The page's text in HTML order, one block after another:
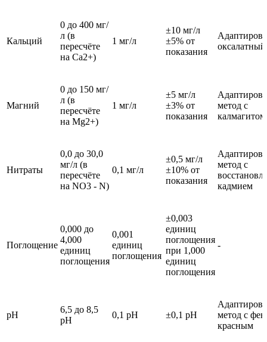
Кальций
0 до 400 мг/
л (в
пересчёте
на Ca2+)
1 мг/л
±10 мг/л
±5% от
показания
Магний
0 до 150 мг/
л (в
пересчёте
на Mg2+)
1 мг/л
±5 мг/л
±3% от
показания
метод с
калмагитом
Нитраты
0,0 до 30,0
мг/л (в
пересчёте
на NO3 - N)
0,1 мг/л
±0,5 мг/л
±10% от
показания
метод с
кадмием
Поглощение
0,000 до
4,000
единиц
поглощения
0,001
единиц
поглощения
±0,003
единиц
поглощения
при 1,000
единиц
поглощения
-
рН
6,5 до 8,5
pH
0,1 pH ±0,1 pH
метод с
красным